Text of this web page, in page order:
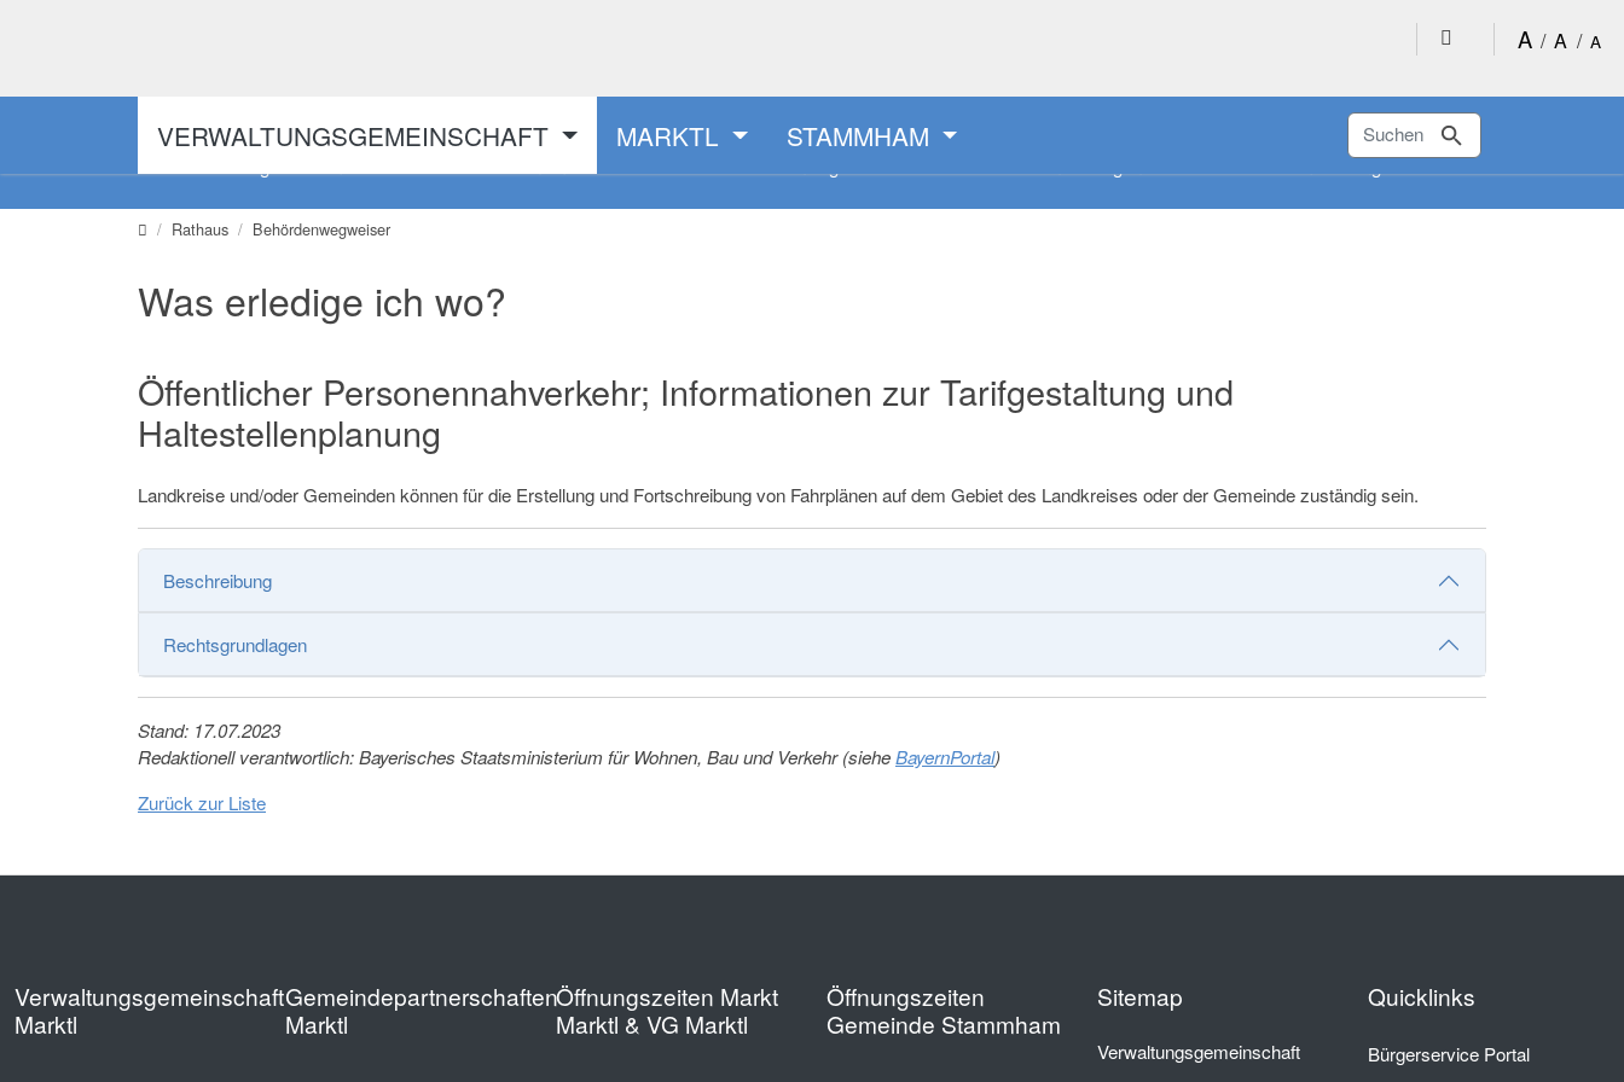
A / A / A
VERWALTUNGSGEMEINSCHAFT MARKTL STAMMHAM
Suchen
Raumbuchung
Verwaltungsgemeinschaft
Rathaus Behördenwegweiser
Was erledige ich wo?
Öffentlicher Personennahverkehr; Informationen zur Tarifgestaltung und
Haltestellenplanung
Landkreise und/oder Gemeinden können für die Erstellung und Fortschreibung von Fahrplänen auf dem Gebiet des Landkreises oder der Gemeinde zuständig sein.
Beschreibung
Rechtsgrundlagen
Stand: 17.07.2023
Redaktionell verantwortlich: Bayerisches Staatsministerium für Wohnen, Bau und Verkehr (sieheBayernPortal)
Zurück zur Liste
Verwaltungsgemeinschaft
Marktl
Gemeindepartnerschaften
Marktl
Öffnungszeiten Markt
Marktl & VG Marktl
Öffnungszeiten
Gemeinde Stammham
Sitemap
Verwaltungsgemeinschaft
Quicklinks
Bürgerservice Portal